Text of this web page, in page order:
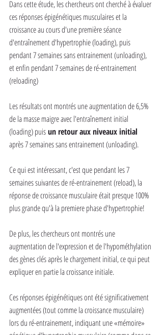
Dans cette étude, les chercheurs ont cherché à évaluer
ces réponses épigénétiques musculaires et la
croissance au cours d'une première séance
d'entraînement d'hypertrophie (loading), puis
pendant 7 semaines sans entrainement (unloading),
et enfin pendant 7 semaines de ré-entrainement
(reloading)
Les résultats ont montrés une augmentation de 6,5%
de la masse maigre avec l'entraînement initial
(loading) puis un retour aux niveaux initial
après 7 semaines sans entrainement (unloading).
Ce qui est intéressant, c'est que pendant les 7
semaines suivantes de ré-entrainement (reload), la
réponse de croissance musculaire était presque 100%
plus grande qu'à la premiere phase d'hypertrophie!
De plus, les chercheurs ont montrés une
augmentation de l'expression et de l'hypométhylation
des gènes clés après le chargement initial, ce qui peut
expliquer en partie la croissance initiale.
Ces réponses épigénétiques ont été significativement
augmentées (tout comme la croissance musculaire)
lors du ré-entrainement, indiquant une «mémoire»